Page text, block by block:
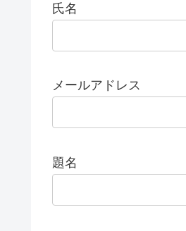
氏名
メールアドレス
題名